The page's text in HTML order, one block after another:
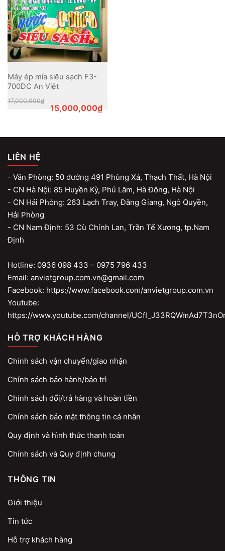
Máy ép mía siêu sạch F3-
700DC An Việt
17,000,000₫
price
was:
15,000,000₫
price
is:
LIÊN HỆ
- Văn Phòng: 50 đường 491 Phùng Xá, Thạch Thất, Hà Nội
- CN Hà Nội: 85 Huyền Kỳ, Phú Lãm, Hà Đông, Hà Nội
- CN Hải Phòng: 263 Lạch Tray, Đằng Giang, Ngô Quyền,
Hải Phòng
- CN Nam Định: 53 Cù Chính Lan, Trần Tế Xương, tp.Nam
Định
Hotline: 0936 098 433 – 0975 796 433
Email: anvietgroup.com.vn@gmail.com
Facebook: https://www.facebook.com/anvietgroup.com.vn
Youtube:
https://www.youtube.com/channel/
HỖ TRỢ KHÁCH HÀNG
Chính sách vận chuyển/giao nhận
Chính sách bảo hành/bảo trì
Chính sách đổi/trả hàng và hoàn tiền
Chính sách bảo mật thông tin cá nhân
Quy định và hình thức thanh toán
Chính sách và Quy định chung
THÔNG TIN
Giới thiệu
Tin tức
Hỗ trợ khách hàng